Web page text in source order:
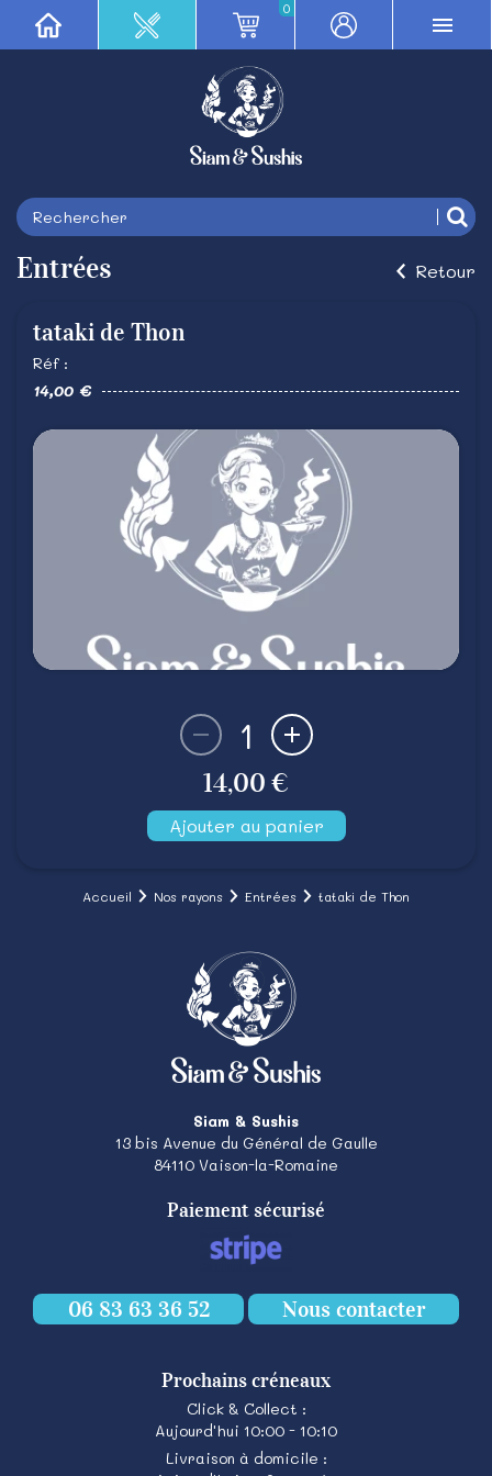
0
Entrées Retour
tataki de Thon
Réf :
14,00 €
1
14,00 €
Ajouter au panier
Accueil Nos rayons Entrées tataki de Thon
Siam & Sushis
13 bis Avenue du Général de Gaulle
84110 Vaison-la-Romaine
Paiement sécurisé
06 83 63 36 52 Nous contacter
Prochains créneaux
Click & Collect :
Aujourd'hui 10:00 - 10:10
Livraison à domicile :